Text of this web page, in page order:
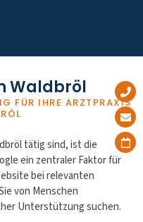
Waldbröl
FÜR IHRE ARZTPRAXIS
tätig sind, ist die
ein zentraler Faktor für
bei relevanten
von Menschen
Unterstützung suchen.